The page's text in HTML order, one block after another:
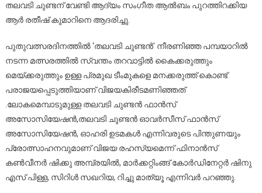
തലവടി ചുണ്ടന് വേണ്ടി ആദ്യം സംഗീത ആൽബം പുറത്തിറക്കിയ
ആർ രതീഷ് കുമാറിനെ ആദരിച്ചു.
പുതുവത്സരദിനത്തിൽ ‘തലവടി ചുണ്ടൻ’ നീരണിഞ്ഞ പമ്പയാറിൽ
നടന്ന മത്സരത്തിൽ സ്വന്തം തറവാട്ടിൽ കൈക്കരുത്തും
മെയ്ക്കരുത്തും ഉള്ള പ്രമുഖ ടീംമുകളെ മനക്കരുത്ത് കൊണ്ട്
പരാജയപ്പെടുത്തിയാണ് വിജയകിരീടമണിഞ്ഞത്
.ലോകമെമ്പാടുമുള്ള തലവടി ചുണ്ടൻ ഫാൻസ്
അസോസിയേഷൻ,തലവടി ചുണ്ടൻ ഓവർസീസ് ഫാൻസ്
അസോസിയേഷൻ, ഓഹരി ഉടമകൾ എന്നിവരുടെ പിന്തുണയും
പ്രോത്സാഹനവുമാണ് വിജയ രഹസ്യമെന്ന് ഫിനാൻസ്
കൺവീനർ ഷിക്കു അമ്പ്രയിൽ, മാർക്കറ്റിംങ്ങ് കോർഡിനേറ്റർ ഷിനു
എസ് പിള്ള, സിറിൾ സഖറിയ, റിച്ചു മാത്യൂ എന്നിവർ പറഞ്ഞു.